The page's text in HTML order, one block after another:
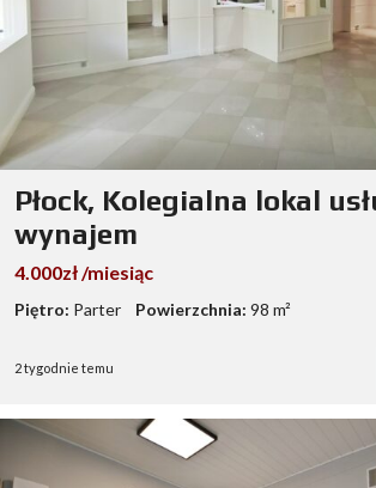
Płock, Kolegialna lokal
wynajem
4.000zł /miesiąc
Piętro: Parter Powierzchnia: 98 m²
2 tygodnie temu